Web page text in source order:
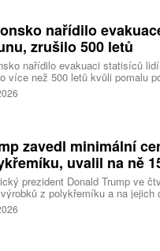
nařídilo
zrušilo 500 letů
nařídilo evakuaci statisíců
více než 500 letů kvůli pomalu
meteorologů přinese tajfun do
vlny, píše agentura Reuters.
meteorologická agentura
zavedl minimální
uvalil na ně
prezident Donald Trump ve
z polykřemíku a na jejich
se používá při výrobě
panelů, jeho největším